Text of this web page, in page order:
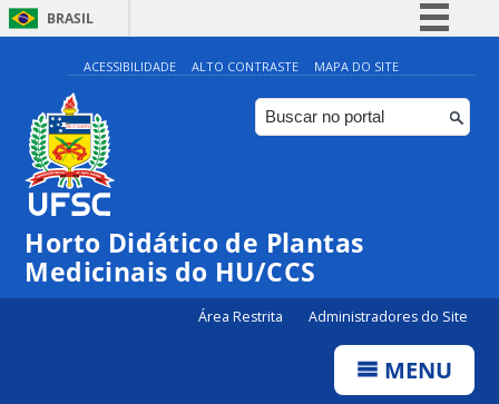
BRASIL
Simplifique!
Comunica BR
Participe
Canais
ACESSIBILIDADE ALTO CONTRASTE MAPA DO SITE
Horto Didático de Plantas
Medicinais do HU/CCS
Área Restrita Administradores do Site
MENU